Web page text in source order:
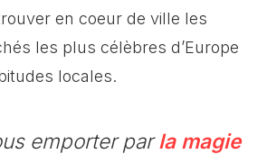
en coeur de ville les
les plus célèbres d’Europe
locales.
emporter par la magie